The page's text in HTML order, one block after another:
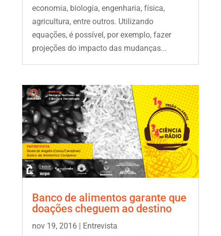
economia, biologia, engenharia, física,
agricultura, entre outros. Utilizando
equações, é possível, por exemplo, fazer
projeções do impacto das mudanças...
Banco de alimentos garante que
doações cheguem ao destino
nov 19, 2016| Entrevista